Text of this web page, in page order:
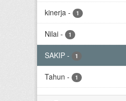
kinerja - 1
Nilai - 1
SAKIP - 1
Tahun - 1